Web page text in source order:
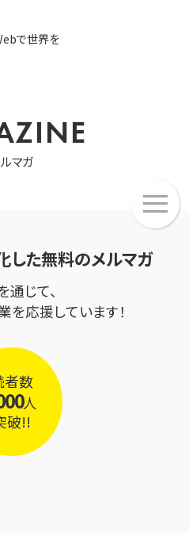
で世界を
ニ
ュ
マガ
した無料のメルマガ
通じて、
応援しています！
者数
人
破!!